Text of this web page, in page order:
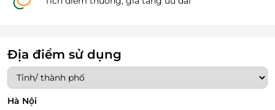
Địa điểm sử dụng
Hà Nội